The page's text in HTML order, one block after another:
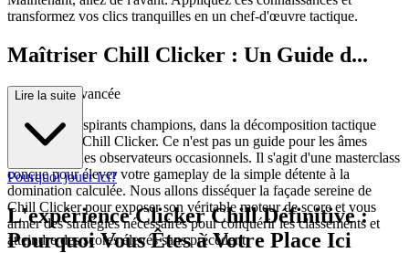
transformez vos clics tranquilles en un chef-d'œuvre tactique.
Maîtriser Chill Clicker : Un Guide d...
e Stratégie Avancée
Bienvenue, aspirants champions, dans la décomposition tactique
définitive de Chill Clicker. Ce n'est pas un guide pour les âmes
sensibles ou les observateurs occasionnels. Il s'agit d'une masterclass
conçue pour élever votre gameplay de la simple détente à la
domination calculée. Nous allons disséquer la façade sereine de
Chill Clicker pour exposer son véritable moteur de score et vous
armer des stratégies nécessaires pour conquérir les classements et
atteindre des scores élevés sans précédent.
Lire la suite
Pourquoi jouer ici?
L'expérience Clicker Chill Définitive :
Pourquoi Vous Êtes à Votre Place Ici